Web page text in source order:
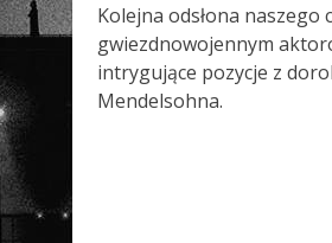
Kolejna odsłona naszego
gwiezdnowojennym
intrygujące pozycje z
Mendelsohna.